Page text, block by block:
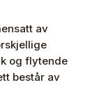
av
og flytende
består av